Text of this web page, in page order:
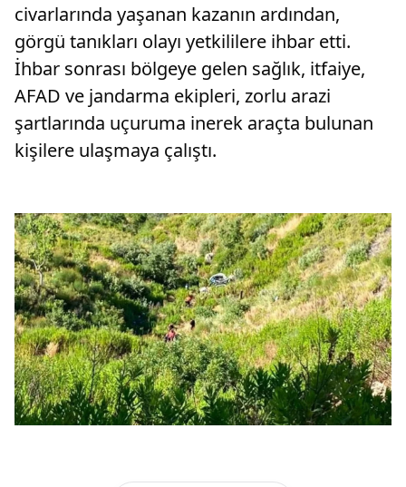
civarlarında yaşanan kazanın ardından,
görgü tanıkları olayı yetkililere ihbar etti.
İhbar sonrası bölgeye gelen sağlık, itfaiye,
AFAD ve jandarma ekipleri, zorlu arazi
şartlarında uçuruma inerek araçta bulunan
kişilere ulaşmaya çalıştı.